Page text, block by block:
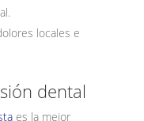
locales e
dental
es la mejor